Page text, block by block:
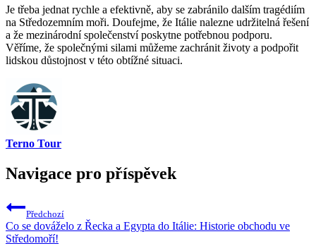
Je třeba jednat rychle a efektivně, aby se zabránilo dalším tragédiím
na Středozemním moři. Doufejme, že Itálie nalezne udržitelná řešení
a že mezinárodní společenství poskytne potřebnou podporu.
Věříme, že společnými silami můžeme zachránit životy a podpořit
lidskou důstojnost v této obtížné situaci.
Terno Tour
Navigace pro příspěvek
Předchozí
Co se dováželo z Řecka a Egypta do Itálie: Historie obchodu ve
Středomoří!